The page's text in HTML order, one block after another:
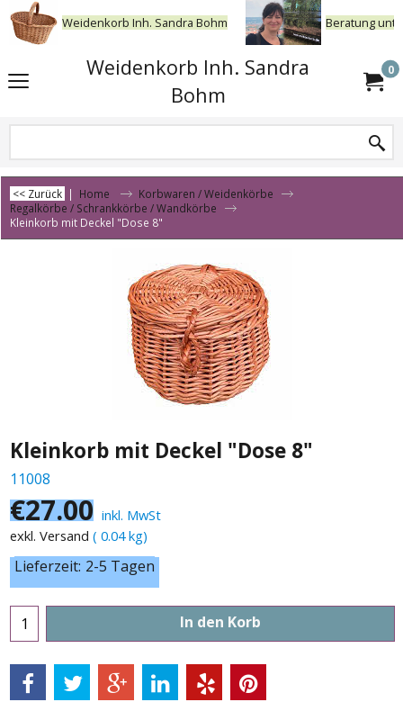
Weidenkorb Inh. Sandra Bohm Beratung
Weidenkorb Inh. Sandra
Bohm
0
<< Zurück | Home
Korbwaren / Weidenkörbe
Regalkörbe / Schrankkörbe / Wandkörbe
Kleinkorb mit Deckel "Dose 8"
Kleinkorb mit Deckel "Dose 8"
11008
€27.00 inkl. MwSt
exkl. Versand
0.04kg
Lieferzeit: 2-5 Tagen
In den Korb